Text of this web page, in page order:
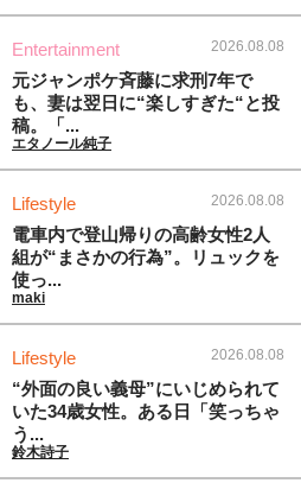
Entertainment 2026.08.08
元ジャンポケ斉藤に求刑7年で
も、妻は翌日に“楽しすぎた“と投
稿。「...
エタノール純子
Lifestyle 2026.08.08
電車内で登山帰りの高齢女性2人
組が“まさかの行為”。リュックを
使っ...
maki
Lifestyle 2026.08.08
“外面の良い義母”にいじめられて
いた34歳女性。ある日「笑っちゃ
う...
鈴木詩子